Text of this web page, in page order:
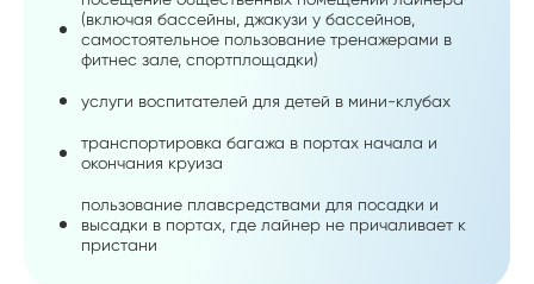
(включая бассейны, джакузи у бассейнов,
самостоятельное пользование тренажерами в
фитнес зале, спортплощадки)
услуги воспитателей для детей в мини-клубах
транспортировка багажа в портах начала и
окончания круиза
пользование плавсредствами для посадки и
высадки в портах, где лайнер не причаливает к
пристани